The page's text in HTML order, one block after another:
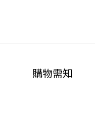
購物需知